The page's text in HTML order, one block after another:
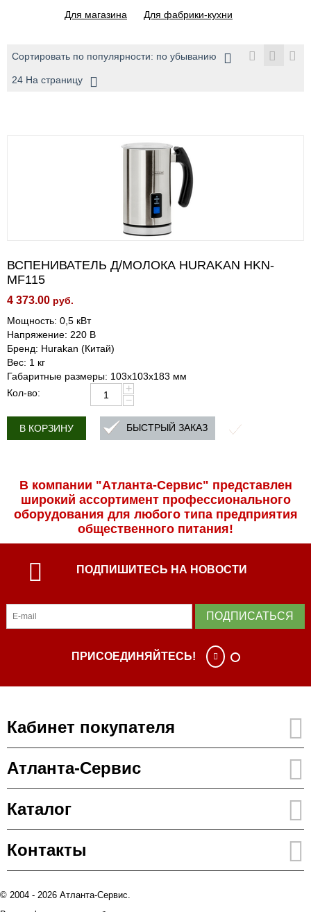
Для магазина
Для фабрики-кухни
Сортировать по популярности: по убыванию
24 На страницу
ВСПЕНИВАТЕЛЬ Д/МОЛОКА HURAKAN HKN-
MF115
4 373.00 руб.
Мощность: 0,5 кВт
Напряжение: 220 В
Бренд: Hurakan (Китай)
Вес: 1 кг
Габаритные размеры: 103x103x183 мм
Кол-во:
+
−
В КОРЗИНУ БЫСТРЫЙ ЗАКАЗ
В компании "Атланта-Сервис" представлен
широкий ассортимент профессиональ­ного
оборудования для любого типа предприятия
общественного питания!
ПОДПИШИТЕСЬ НА НОВОСТИ
ПОДПИСАТЬСЯ
ПРИСОЕДИНЯЙТЕСЬ!
Кабинет покупателя
Атланта-Сервис
Каталог
Контакты
© 2004 - 2026 Атланта-Сервис.